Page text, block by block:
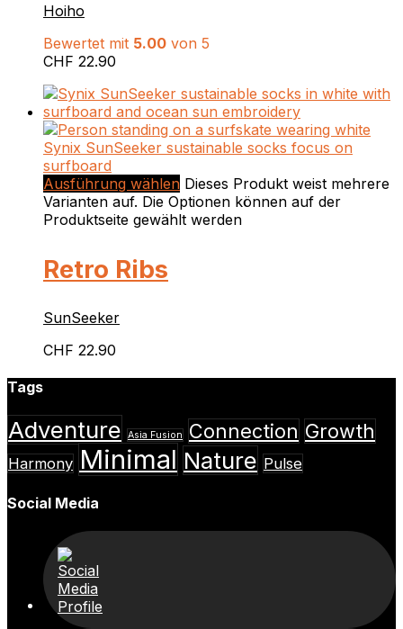
Hoiho
Bewertet mit 5.00 von 5
CHF 22.90
Ausführung wählen Dieses Produkt weist mehrere
Varianten auf. Die Optionen können auf der
Produktseite gewählt werden
Retro Ribs
SunSeeker
CHF 22.90
Tags
Adventure Asia Fusion Connection Growth
Harmony Minimal Nature Pulse
Social Media